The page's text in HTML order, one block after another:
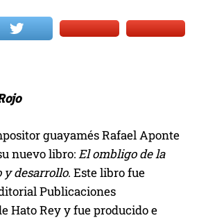
guayamés Rafael Aponte
nuevo libro:El ombligo de la
y desarrollo. Este libro fue
Publicaciones
Hato Rey y fue producido e